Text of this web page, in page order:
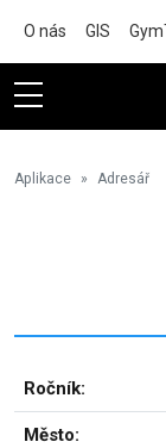
O nás GIS
Aplikace Adresář
Ročník:
Město: